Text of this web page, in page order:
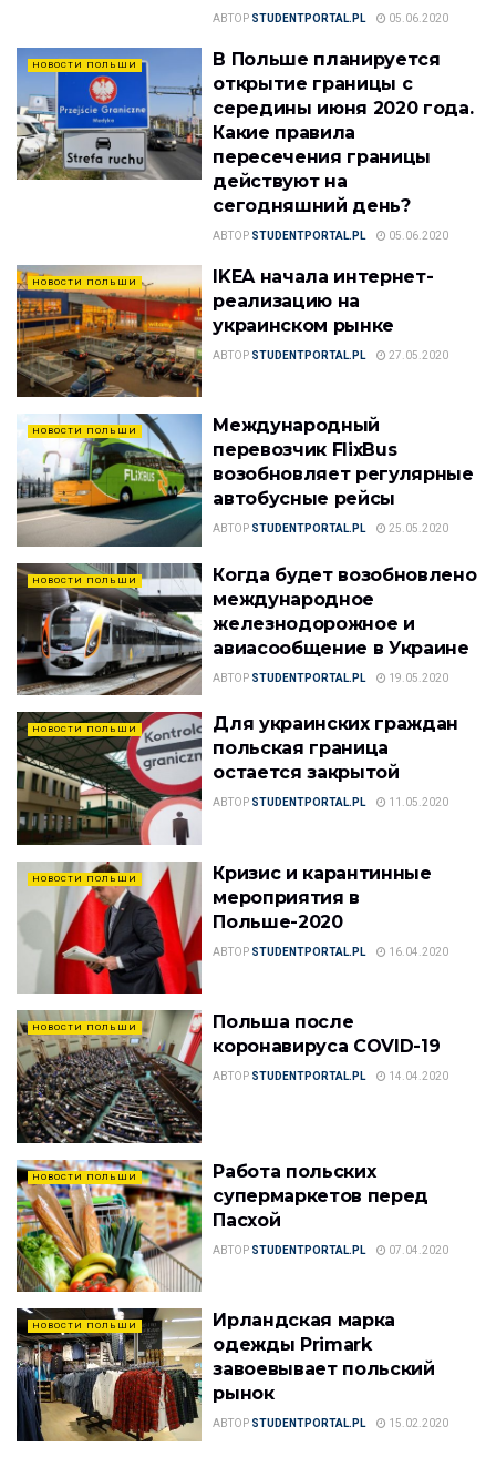
АВТОР STUDENTPORTAL.PL 05.06.2020
НОВОСТИ ПОЛЬШИ
В Польше планируется
открытие границы с
середины июня 2020 года.
Какие правила
пересечения границы
действуют на
сегодняшний день?
АВТОР STUDENTPORTAL.PL 05.06.2020
НОВОСТИ ПОЛЬШИ
IKEA начала интернет-
реализацию на
украинском рынке
АВТОР STUDENTPORTAL.PL 27.05.2020
НОВОСТИ ПОЛЬШИ
Международный
перевозчик FlixBus
возобновляет регулярные
автобусные рейсы
АВТОР STUDENTPORTAL.PL 25.05.2020
НОВОСТИ ПОЛЬШИ
Когда будет возобновлено
международное
железнодорожное и
авиасообщение в Украине
АВТОР STUDENTPORTAL.PL 19.05.2020
НОВОСТИ ПОЛЬШИ
Для украинских граждан
польская граница
остается закрытой
АВТОР STUDENTPORTAL.PL 11.05.2020
НОВОСТИ ПОЛЬШИ
Кризис и карантинные
мероприятия в
Польше-2020
АВТОР STUDENTPORTAL.PL 16.04.2020
НОВОСТИ ПОЛЬШИ
Польша после
коронавируса COVID-19
АВТОР STUDENTPORTAL.PL 14.04.2020
НОВОСТИ ПОЛЬШИ
Работа польских
супермаркетов перед
Пасхой
АВТОР STUDENTPORTAL.PL 07.04.2020
НОВОСТИ ПОЛЬШИ
Ирландская марка
одежды Primark
завоевывает польский
рынок
АВТОР STUDENTPORTAL.PL 15.02.2020